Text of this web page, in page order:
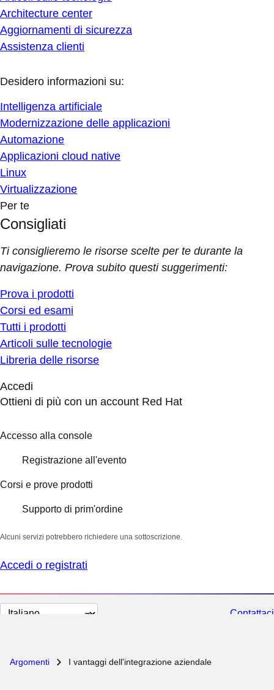
Architecture center
Aggiornamenti di sicurezza
Assistenza clienti
Desidero informazioni su:
Intelligenza artificiale
Modernizzazione delle applicazioni
Automazione
Applicazioni cloud native
Linux
Virtualizzazione
Per te
Consigliati
Ti consiglieremo le risorse scelte per te durante la
navigazione. Prova subito questi suggerimenti:
Prova i prodotti
Corsi ed esami
Tutti i prodotti
Articoli sulle tecnologie
Libreria delle risorse
Accedi
Ottieni di più con un account Red Hat
Accesso alla console
Registrazione all'evento
Corsi e prove prodotti
Supporto di prim'ordine
Alcuni servizi potrebbero richiedere una sottoscrizione.
Accedi o registrati
Cambia
Contattaci
Argomenti I vantaggi dell'integrazione aziendale